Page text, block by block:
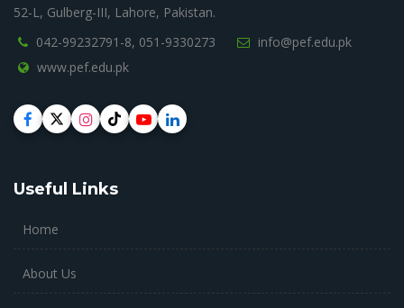
52-L, Gulberg-III, Lahore, Pakistan.
042-99232791-8, 051-9330273
info@pef.edu.pk
www.pef.edu.pk
Useful Links
Home
About Us